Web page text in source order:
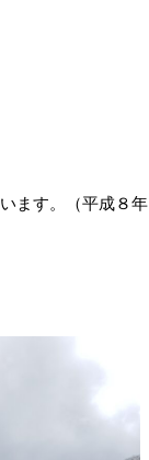
ます。（平成８年